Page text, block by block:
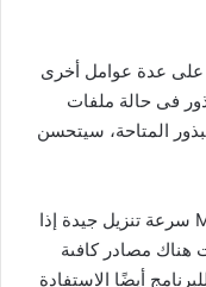
على عدة عوامل أخرى
فى حالة ملفات
المتاحة، سيتحسن
لذلك، بشكل عام، يمكن أن يقدم MediaGet سرعة تنزيل جيدة إذا
هناك مصادر كافىة
أيضًا الاستفادة